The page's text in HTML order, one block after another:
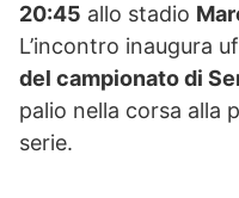
20:45 allo stadio
L’incontro inaugura
del campionato di
palio nella corsa alla
serie.